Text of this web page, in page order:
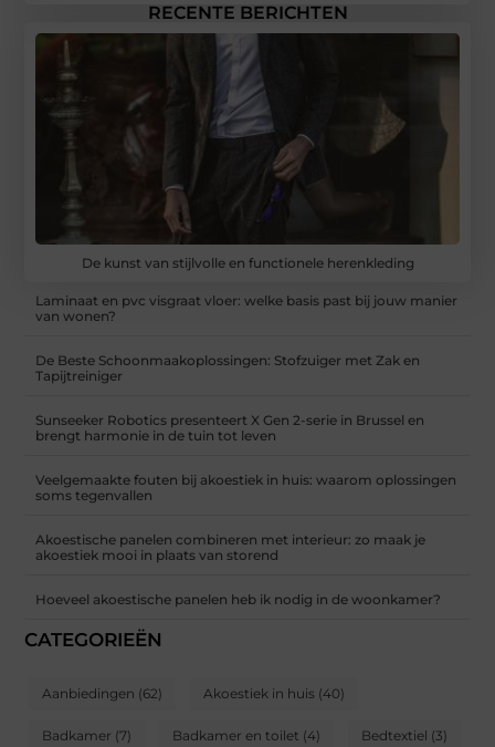
RECENTE BERICHTEN
De kunst van stijlvolle en functionele herenkleding
Laminaat en pvc visgraat vloer: welke basis past bij jouw manier
van wonen?
De Beste Schoonmaakoplossingen: Stofzuiger met Zak en
Tapijtreiniger
Sunseeker Robotics presenteert X Gen 2-serie in Brussel en
brengt harmonie in de tuin tot leven
Veelgemaakte fouten bij akoestiek in huis: waarom oplossingen
soms tegenvallen
Akoestische panelen combineren met interieur: zo maak je
akoestiek mooi in plaats van storend
Hoeveel akoestische panelen heb ik nodig in de woonkamer?
CATEGORIEËN
Aanbiedingen (62) Akoestiek in huis (40)
Badkamer (7) Badkamer en toilet (4) Bedtextiel (3)